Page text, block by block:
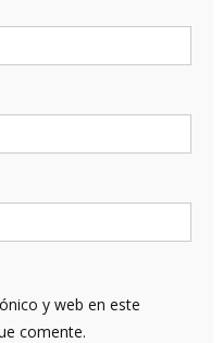
y web en este
comente.